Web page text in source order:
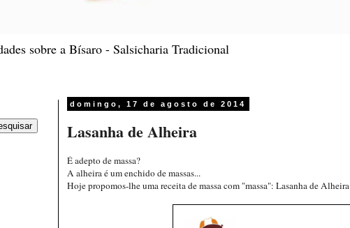
sobre a Bísaro - Salsicharia Tradicional
domingo, 17 de agosto de 2014
Lasanha de Alheira
É adepto de massa?
A alheira é um enchido de massas...
Hoje propomos-lhe uma receita de massa com "massa": Lasanha de Alheira